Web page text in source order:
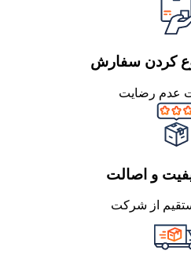
کردن سفارش
عدم رضایت
و اصالت
از شرکت